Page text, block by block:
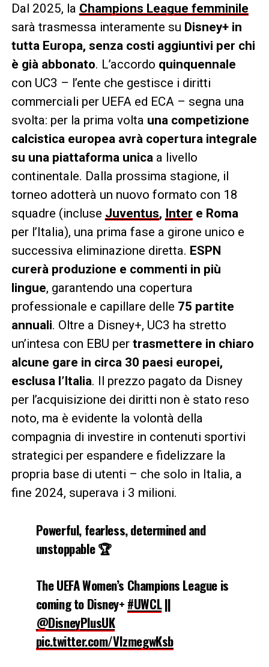
Dal 2025, la Champions League femminile
sarà trasmessa interamente su Disney+ in
tutta Europa, senza costi aggiuntivi per chi
è già abbonato. L’accordo quinquennale
con UC3 – l’ente che gestisce i diritti
commerciali per UEFA ed ECA – segna una
svolta: per la prima volta una competizione
calcistica europea avrà copertura integrale
su una piattaforma unica a livello
continentale. Dalla prossima stagione, il
torneo adotterà un nuovo formato con 18
squadre (incluse Juventus, Inter e Roma
per l’Italia), una prima fase a girone unico e
successiva eliminazione diretta. ESPN
curerà produzione e commenti in più
lingue, garantendo una copertura
professionale e capillare delle 75 partite
annuali. Oltre a Disney+, UC3 ha stretto
un’intesa con EBU per trasmettere in chiaro
alcune gare in circa 30 paesi europei,
esclusa l’Italia. Il prezzo pagato da Disney
per l’acquisizione dei diritti non è stato reso
noto, ma è evidente la volontà della
compagnia di investire in contenuti sportivi
strategici per espandere e fidelizzare la
propria base di utenti – che solo in Italia, a
fine 2024, superava i 3 milioni.
Powerful, fearless, determined and
unstoppable 🏆
The UEFA Women’s Champions League is
coming to Disney+#UWCL||
@DisneyPlusUK
pic.twitter.com/VIzmegwKsb